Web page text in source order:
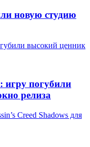
новую студию
высокий ценник
игру погубили
релиза
Creed Shadows для